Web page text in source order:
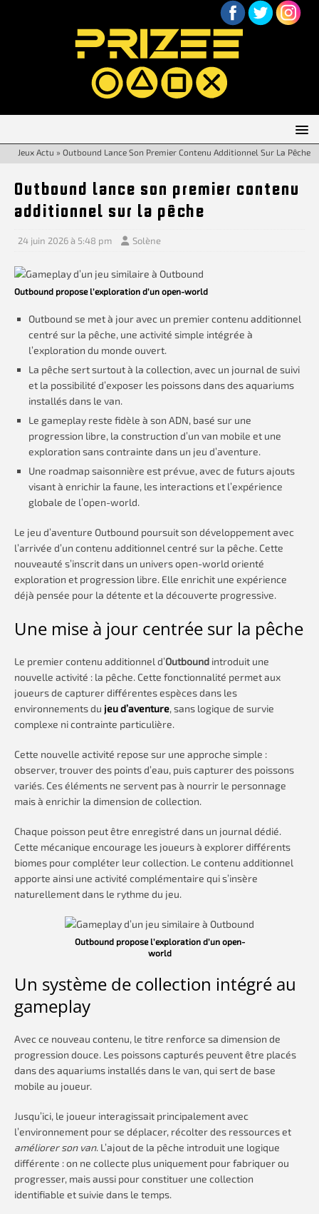
Jeux Actu » Outbound Lance Son Premier Contenu Additionnel Sur La Pêche
Outbound lance son premier contenu
additionnel sur la pêche
24 juin 2026 à 5:48 pm Solène
Outbound propose l’exploration d’un open-world
Outbound se met à jour avec un premier contenu additionnel
centré sur la pêche, une activité simple intégrée à
l’exploration du monde ouvert.
La pêche sert surtout à la collection, avec un journal de suivi
et la possibilité d’exposer les poissons dans des aquariums
installés dans le van.
Le gameplay reste fidèle à son ADN, basé sur une
progression libre, la construction d’un van mobile et une
exploration sans contrainte dans un jeu d’aventure.
Une roadmap saisonnière est prévue, avec de futurs ajouts
visant à enrichir la faune, les interactions et l’expérience
globale de l’open-world.
Le jeu d’aventure Outbound poursuit son développement avec
l’arrivée d’un contenu additionnel centré sur la pêche. Cette
nouveauté s’inscrit dans un univers open-world orienté
exploration et progression libre. Elle enrichit une expérience
déjà pensée pour la détente et la découverte progressive.
Une mise à jour centrée sur la pêche
Le premier contenu additionnel d’Outbound introduit une
nouvelle activité : la pêche. Cette fonctionnalité permet aux
joueurs de capturer différentes espèces dans les
environnements du jeu d’aventure, sans logique de survie
complexe ni contrainte particulière.
Cette nouvelle activité repose sur une approche simple :
observer, trouver des points d’eau, puis capturer des poissons
variés. Ces éléments ne servent pas à nourrir le personnage
mais à enrichir la dimension de collection.
Chaque poisson peut être enregistré dans un journal dédié.
Cette mécanique encourage les joueurs à explorer différents
biomes pour compléter leur collection. Le contenu additionnel
apporte ainsi une activité complémentaire qui s’insère
naturellement dans le rythme du jeu.
Outbound propose l’exploration d’un open-
world
Un système de collection intégré au
gameplay
Avec ce nouveau contenu, le titre renforce sa dimension de
progression douce. Les poissons capturés peuvent être placés
dans des aquariums installés dans le van, qui sert de base
mobile au joueur.
Jusqu’ici, le joueur interagissait principalement avec
l’environnement pour se déplacer, récolter des ressources et
améliorer son van. L’ajout de la pêche introduit une logique
différente : on ne collecte plus uniquement pour fabriquer ou
progresser, mais aussi pour constituer une collection
identifiable et suivie dans le temps.